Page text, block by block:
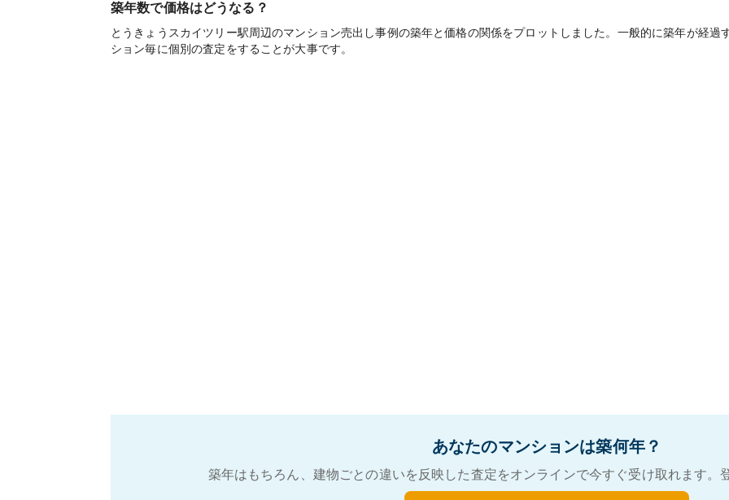
築年数で価格はどうなる？
とうきょうスカイツリー駅周辺のマンション売出し事例の築年と価格の関係をプロットしました。一般的に築年が経
ション毎に個別の査定をすることが大事です。
あなたのマンションは築何年？
築年はもちろん、建物ごとの違いを反映した査定をオンラインで今すぐ受け取れます。